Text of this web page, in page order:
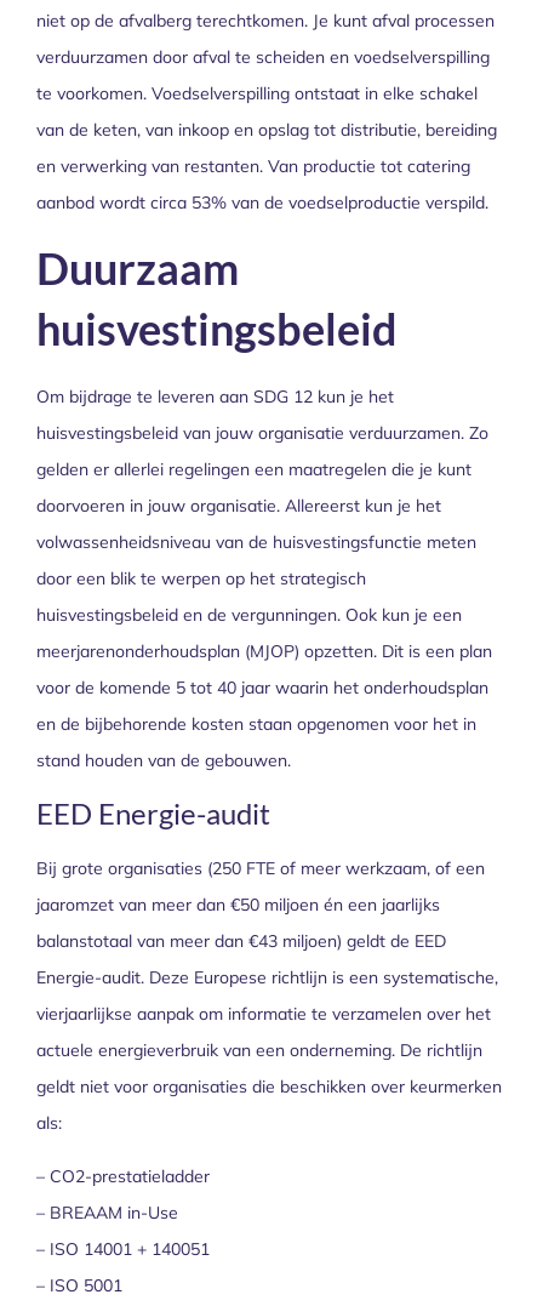
niet op de afvalberg terechtkomen. Je kunt afval processen
verduurzamen door afval te scheiden en voedselverspilling
te voorkomen. Voedselverspilling ontstaat in elke schakel
van de keten, van inkoop en opslag tot distributie, bereiding
en verwerking van restanten. Van productie tot catering
aanbod wordt circa 53% van de voedselproductie verspild.
Duurzaam
huisvestingsbeleid
Om bijdrage te leveren aan SDG 12 kun je het
huisvestingsbeleid van jouw organisatie verduurzamen. Zo
gelden er allerlei regelingen een maatregelen die je kunt
doorvoeren in jouw organisatie. Allereerst kun je het
volwassenheidsniveau van de huisvestingsfunctie meten
door een blik te werpen op het strategisch
huisvestingsbeleid en de vergunningen. Ook kun je een
meerjarenonderhoudsplan (MJOP) opzetten. Dit is een plan
voor de komende 5 tot 40 jaar waarin het onderhoudsplan
en de bijbehorende kosten staan opgenomen voor het in
stand houden van de gebouwen.
EED Energie-audit
Bij grote organisaties (250 FTE of meer werkzaam, of een
jaaromzet van meer dan €50 miljoen én een jaarlijks
balanstotaal van meer dan €43 miljoen) geldt de EED
Energie-audit. Deze Europese richtlijn is een systematische,
vierjaarlijkse aanpak om informatie te verzamelen over het
actuele energieverbruik van een onderneming. De richtlijn
geldt niet voor organisaties die beschikken over keurmerken
als:
– CO2-prestatieladder
– BREAAM in-Use
– ISO 14001 + 140051
– ISO 5001